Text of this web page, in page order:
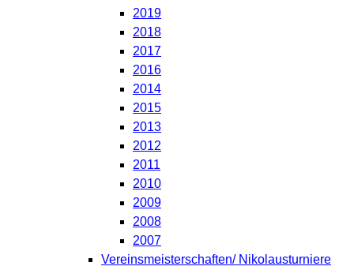
2019
2018
2017
2016
2014
2015
2013
2012
2011
2010
2009
2008
2007
Vereinsmeisterschaften/ Nikolausturniere